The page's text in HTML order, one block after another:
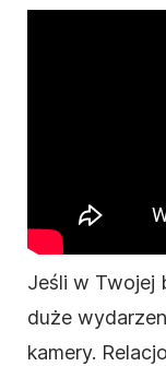
Jeśli w Twojej
duże
kamery.